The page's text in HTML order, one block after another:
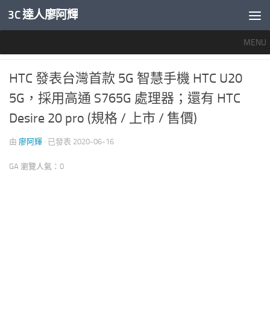
內文下方
3C 達人廖阿輝
MENU
0
HTC 發表台灣首款 5G 智慧手機 HTC U20
5G，採用高通 S765G 處理器；還有 HTC
Desire 20 pro (規格 / 上市 / 售價)
由 廖阿輝 · 已發表 2020-06-16
GA 瀏覽人氣：0